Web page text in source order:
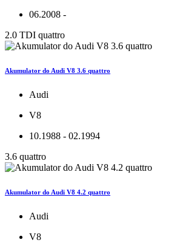
06.2008 -
2.0 TDI quattro
Akumulator do Audi V8 3.6 quattro
Audi
V8
10.1988 - 02.1994
3.6 quattro
Akumulator do Audi V8 4.2 quattro
Audi
V8